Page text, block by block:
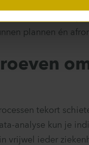
beeld blijft. En
plannen én
tekort
analyse kun je
vrijwel ieder